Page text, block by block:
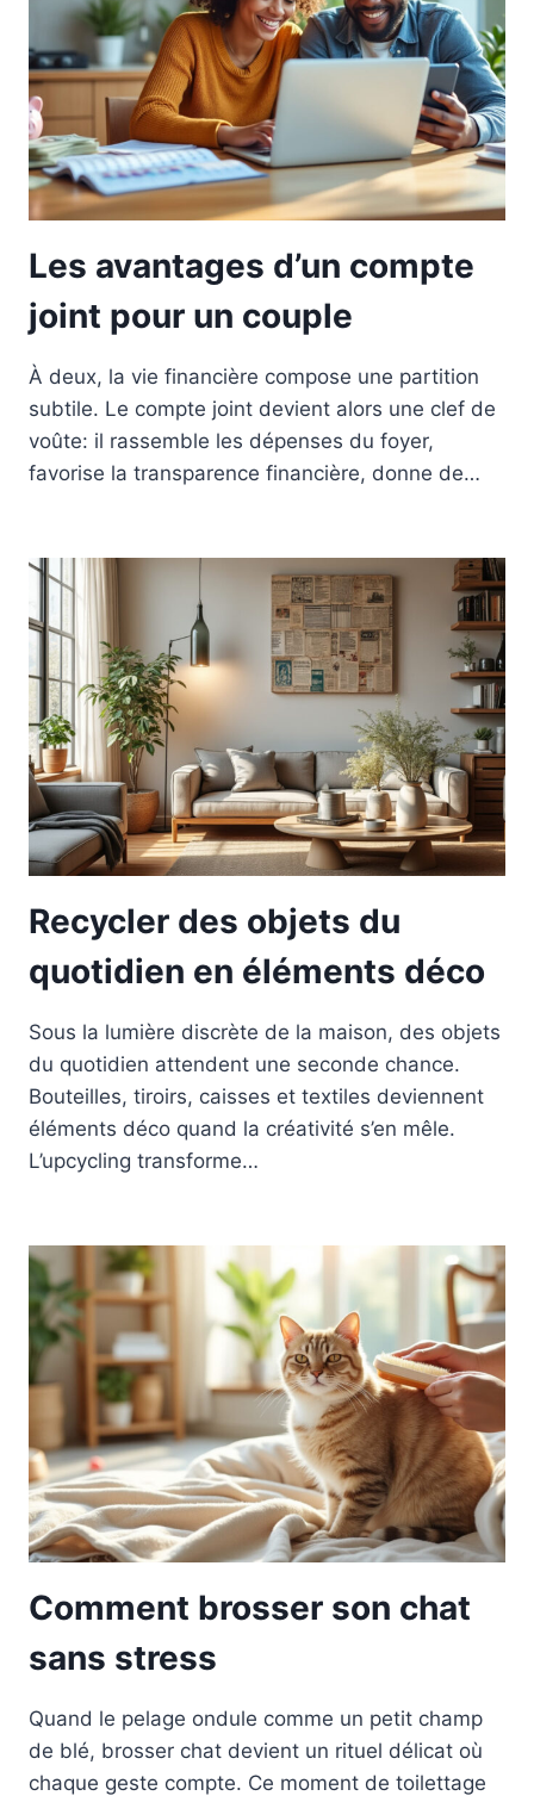
Les avantages d’un compte
joint pour un couple
À deux, la vie financière compose une partition
subtile. Le compte joint devient alors une clef de
voûte: il rassemble les dépenses du foyer,
favorise la transparence financière, donne de…
Recycler des objets du
quotidien en éléments déco
Sous la lumière discrète de la maison, des objets
du quotidien attendent une seconde chance.
Bouteilles, tiroirs, caisses et textiles deviennent
éléments déco quand la créativité s’en mêle.
L’upcycling transforme…
Comment brosser son chat
sans stress
Quand le pelage ondule comme un petit champ
de blé, brosser chat devient un rituel délicat où
chaque geste compte. Ce moment de toilettage